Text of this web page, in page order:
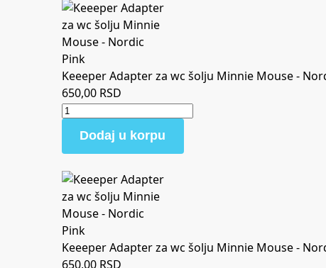
Keeeper Adapter za wc šolju Minnie Mouse -
650,00 RSD
Dodaj u korpu
Keeeper Adapter za wc šolju Minnie Mouse -
650,00 RSD